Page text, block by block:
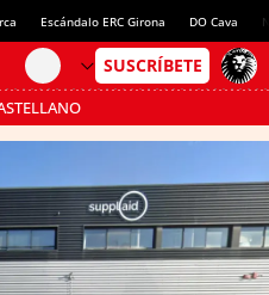
Escándalo ERC Girona DO Cava